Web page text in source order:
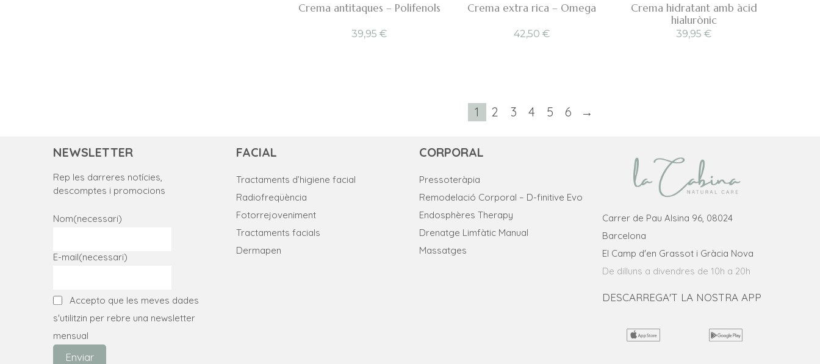
Crema antitaques – Polifenols
39,95 €
Crema extra rica – Omega
42,50 €
Crema hidratant amb àcid
hialurònic
39,95 €
1 2 3 4 5 6 →
NEWSLETTER
Rep les darreres notícies,
descomptes i promocions
Nom(necessari)
E-mail(necessari)
Accepto que les meves dades
s'utilitzin per rebre una newsletter
mensual
Enviar
FACIAL
Tractaments d’higiene facial
Radiofreqüència
Fotorrejoveniment
Tractaments facials
Dermapen
CORPORAL
Pressoteràpia
Remodelació Corporal – D-finitive Evo
Endosphères Therapy
Drenatge Limfàtic Manual
Massatges
Carrer de Pau Alsina 96, 08024
Barcelona
El Camp d'en Grassot i Gràcia Nova
De dilluns a divendres de 10h a 20h
DESCARREGA'T LA NOSTRA APP